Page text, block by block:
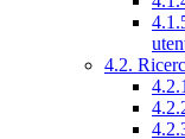
4.2.